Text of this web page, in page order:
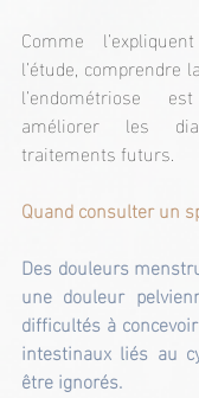
Comme
l’étude, comprendre
l’endométriose
améliorer les
traitements futurs.
Quand consulter un
Des douleurs
une douleur
difficultés à
intestinaux liés au
être ignorés.